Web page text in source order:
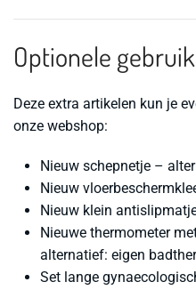
Optionele
Deze extra artikelen kun je
onze webshop:
Nieuw schepnetje –
Nieuw
Nieuw klein
Nieuwe thermometer
alternatief: eigen
Set lange